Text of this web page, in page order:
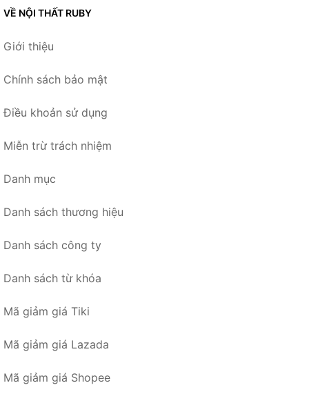
VỀ NỘI THẤT RUBY
Giới thiệu
Chính sách bảo mật
Điều khoản sử dụng
Miễn trừ trách nhiệm
Danh mục
Danh sách thương hiệu
Danh sách công ty
Danh sách từ khóa
Mã giảm giá Tiki
Mã giảm giá Lazada
Mã giảm giá Shopee